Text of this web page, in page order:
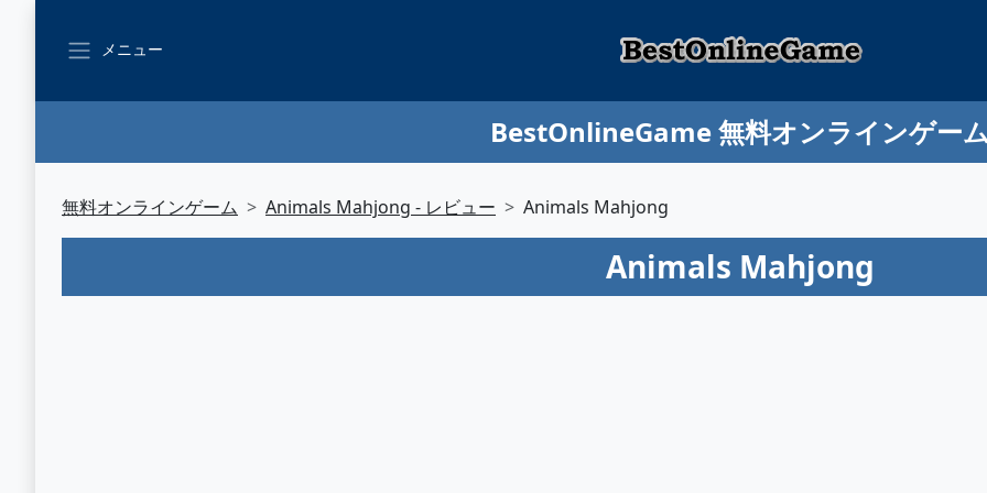
メニュー
BestOnlineGame 無料オンラインゲー
無料オンラインゲーム Animals Mahjong - レビュー Animals Mahjong
Animals Mahjong